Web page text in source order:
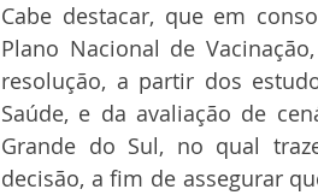
Cabe destacar, que em
Plano Nacional de
resolução, a partir dos
Saúde, e da avaliação de
Grande do Sul, no qual
decisão, a fim de assegurar